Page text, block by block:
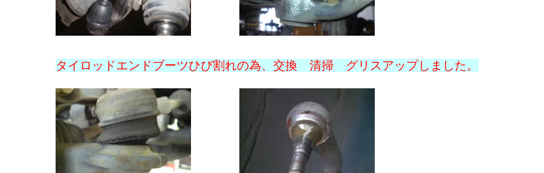
タイロッドエンドブーツひび割れの為、交換 清掃 グリスアップしました。